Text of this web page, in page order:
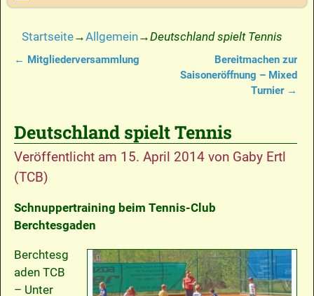
Startseite→Allgemein→Deutschland spielt Tennis
← Mitgliederversammlung
Bereitmachen zur
Saisoneröffnung – Mixed
Turnier →
Deutschland spielt Tennis
Veröffentlicht am 15. April 2014 von Gaby Ertl
(TCB)
Schnuppertraining beim Tennis-Club
Berchtesgaden
Berchtesg
aden TCB
– Unter